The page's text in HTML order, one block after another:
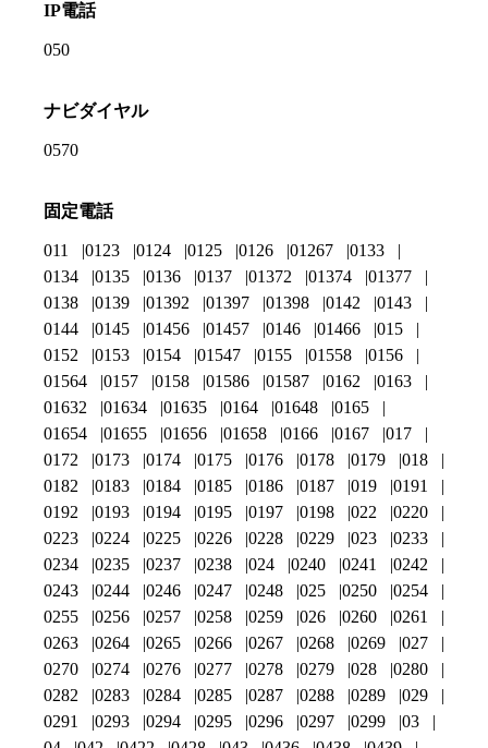
IP電話
050
ナビダイヤル
0570
固定電話
011 0123 0124 0125 0126 01267
0133
0134
0135 0136 0137 01372 01374
01377
0138
0139 01392 01397 01398 0142
0143
0144
0145 01456 01457 0146 01466
015
0152
0153 0154 01547 0155 01558
0156
01564
0157 0158 01586 01587 0162
0163
01632
01634 01635 0164 01648
0165
01654
01655 01656 01658 0166 0167
017
0172
0173 0174 0175 0176 0178 0179
018
0182
0183 0184 0185 0186 0187 019
0191
0192
0193 0194 0195 0197 0198 022
0220
0223
0224 0225 0226 0228 0229 023
0233
0234
0235 0237 0238 024 0240 0241
0242
0243
0244 0246 0247 0248 025 0250
0254
0255
0256 0257 0258 0259 026 0260
0261
0263
0264 0265 0266 0267 0268 0269
027
0270
0274 0276 0277 0278 0279 028
0280
0282
0283 0284 0285 0287 0288 0289
029
0291
0293 0294 0295 0296 0297 0299
03